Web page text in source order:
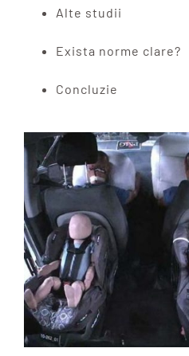
Alte studii
Exista norme clare?
Concluzie